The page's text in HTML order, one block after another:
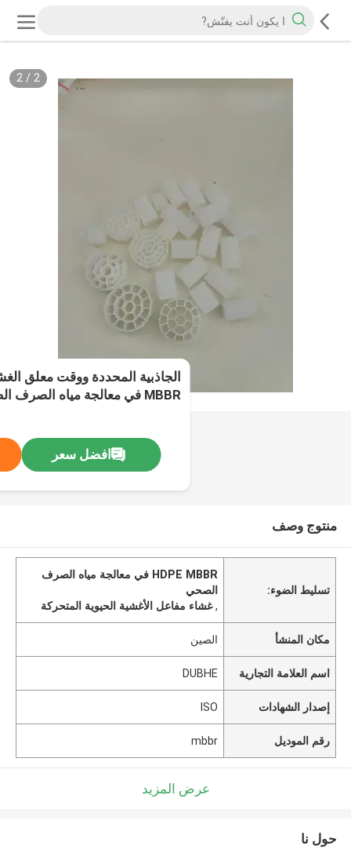
2
/
2
MBBR في معالجة مياه الصرف الصحي
افضل سعر
منتوج وصف
تسليط الضوء:
HDPE MBBR في معالجة مياه الصرف
الصحي
,غشاء مفاعل الأغشية الحيوية المتحركة
مكان المنشأ الصين
اسم العلامة التجارية DUBHE
إصدار الشهادات ISO
رقم الموديل mbbr
عرض المزيد
حول نا